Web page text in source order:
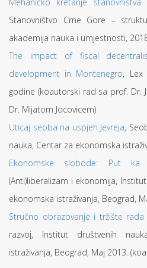
Stanovništvo Crne Gore –
akademija nauka i umjestnosti,
The impact of fiscal
development in Montenegro, Lex
godine (koautorski rad sa prof. Dr.
Dr. Mijatom Jocovicem)
Uticaj seoba na uspjeh Jevreja,
nauka, Centar za ekonomska
Ekonomske slobode: Put
(Anti)liberalizam i ekonomija,
ekonomska istraživanja, Beograd,
Stručno obrazovanje i tržište
razvoj, Institut društvenih
istraživanja, Beograd, Maj 2013.